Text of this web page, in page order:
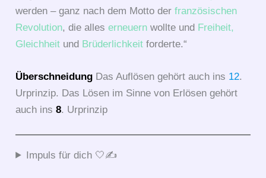
werden – ganz nach dem Motto derfranzösischen
Revolution, die alleserneuern wollte und Freiheit,
Gleichheit und Brüderlichkeit forderte.“
Überschneidung Das Auflösen gehört auch ins 12.
Urprinzip. Das Lösen im Sinne von Erlösen gehört
auch ins8. Urprinzip
Impuls für dich 🤍✍️